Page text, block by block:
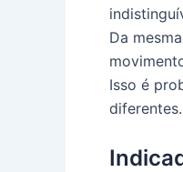
Da
Isso é
diferentes.